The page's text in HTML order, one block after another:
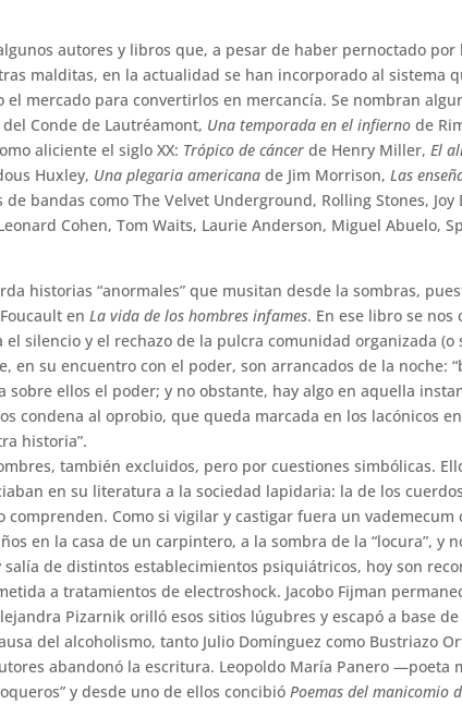
autores y libros que, a pesar de haber pernoctado
malditas, en la actualidad se han incorporado al sistema
el mercado para convertirlos en mercancía. Se nombran
del Conde de Lautréamont, Una temporada en el infierno de
aliciente el siglo XX: Trópico de cáncer de Henry Miller,El
Huxley, Una plegaria americana de Jim Morrison,Las
bandas como The Velvet Underground, Rolling Stones,
Cohen, Tom Waits, Laurie Anderson, Miguel Abuelo,
historias “anormales” que musitan desde la sombras,
enLa vida de los hombres infames. En ese libro se
el silencio y el rechazo de la pulcra comunidad organizada
en su encuentro con el poder, son arrancados de la noche:
sobre ellos el poder; y no obstante, hay algo en aquella
condena al oprobio, que queda marcada en los lacónicos
historia”.
también excluidos, pero por cuestiones simbólicas.
en su literatura a la sociedad lapidaria: la de los
comprenden. Como si vigilar y castigar fuera un vademecum
en la casa de un carpintero, a la sombra de la “locura”, y
de distintos establecimientos psiquiátricos, hoy son
a tratamientos de electroshock. Jacobo Fijman
Pizarnik orilló esos sitios lúgubres y escapó a base
del alcoholismo, tanto Julio Domínguez como Bustriazo
abandonó la escritura. Leopoldo María Panero
y desde uno de ellos concibióPoemas del manicomio